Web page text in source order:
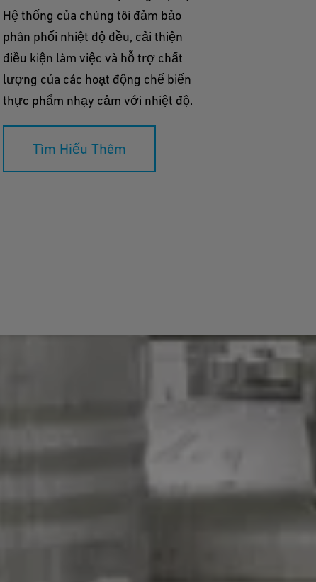
Hệ thống của chúng tôi đảm bảo
phân phối nhiệt độ đều, cải thiện
điều kiện làm việc và hỗ trợ chất
lượng của các hoạt động chế biến
thực phẩm nhạy cảm với nhiệt độ.
Tìm Hiểu Thêm